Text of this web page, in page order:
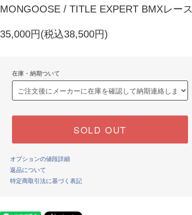
MONGOOSE / TITLE EXPERT BMXレース
35,000円(税込38,500円)
在庫・納期ついて
SOLD OUT
オプションの値段詳細
返品について
特定商取引法に基づく表記